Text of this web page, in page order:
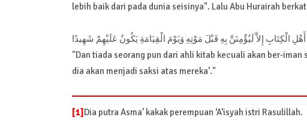
lebih baik dari pada dunia seisinya". Lalu Abu Hurairah
الْكِتَابِ إِلاَّ لَيُؤْمِنَنَّ بِهِ قَبْلَ مَوْتِهِ وَيَوْمَ الْقِيَامَةِ يَكُونُ عَلَيْهِمْ شَهِيدًا
"Dan tiada seorang pun dari ahli kitab kecuali akan ber-
dia akan menjadi saksi atas mereka’."
[1]Dia putra Asma’ kakak perempuan ‘A’isyah istri Rasulillah.